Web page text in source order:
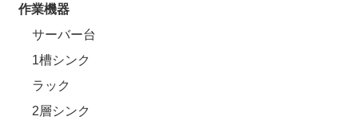
作業機器
サーバー台
1槽シンク
ラック
2層シンク